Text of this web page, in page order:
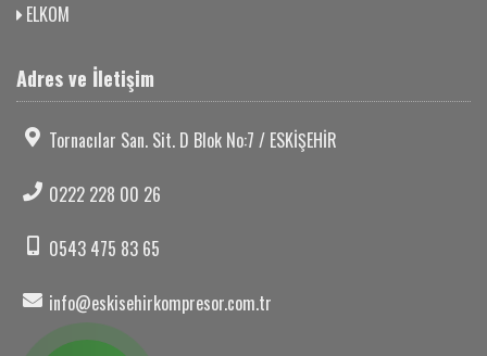
ELKOM
Adres ve İletişim
Tornacılar San. Sit. D Blok No:7 / ESKİŞEHİR
0222 228 00 26
0543 475 83 65
info@eskisehirkompresor.com.tr